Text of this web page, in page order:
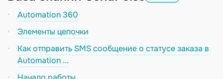
Automation 360
Элементы цепочки
Как отправить SMS сообщение о статусе заказа в
Automation ...